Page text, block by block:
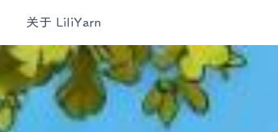
关于 LiliYarn